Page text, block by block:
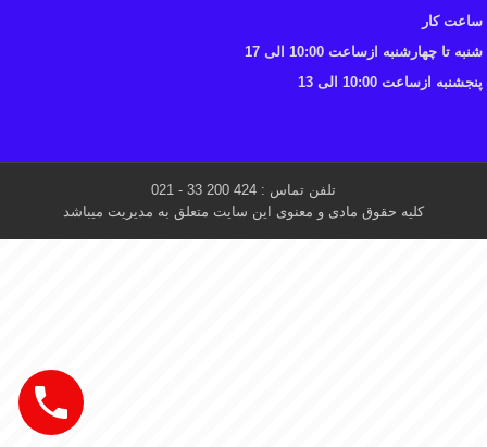
ساعت کار
شنبه تا چهارشنبه ازساعت 10:00 الی 17
پنجشنبه ازساعت 10:00 الی 13
تلفن تماس : 424 200 33 - 021
کلیه حقوق مادی و معنوی این سایت متعلق به مدیریت میباشد